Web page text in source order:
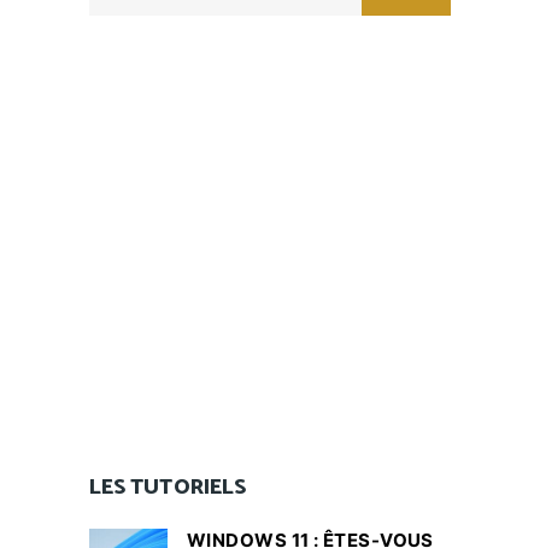
LES TUTORIELS
WINDOWS 11 : ÊTES-VOUS